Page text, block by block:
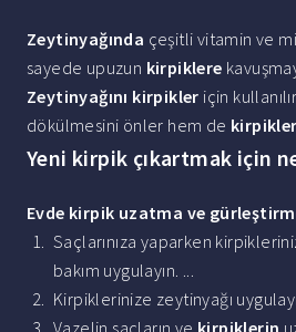
Zeytinyağında çeşitli vitamin ve
sayede upuzun kirpiklere
Zeytinyağını kirpikler için
dökülmesini önler hem de
Yeni kirpik çıkartmak için
Evde kirpik uzatma ve
Saçlarınıza yaparken
bakım uygulayın. ...
Kirpiklerinize zeytinyağı